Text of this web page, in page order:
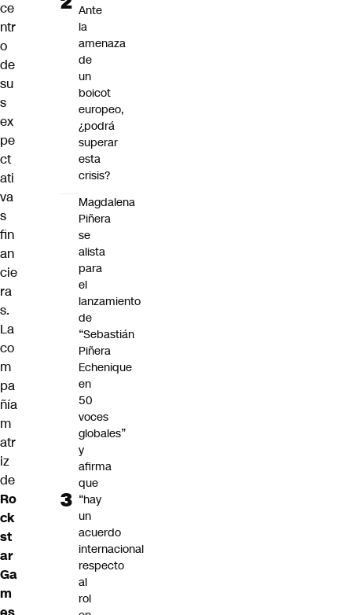
ce
ntr
o
de
su
s
ex
pe
ct
ati
va
s
fin
an
cie
ra
s.
La
co
m
pa
ñía
m
atr
iz
de
Ro
ck
st
ar
Ga
m
Ante
la
amenaza
de
un
boicot
europeo,
¿podrá
superar
esta
crisis?
Magdalena
Piñera
se
alista
para
el
lanzamiento
de
“Sebastián
Piñera
Echenique
en
50
voces
globales”
y
afirma
que
“hay
un
acuerdo
internacional
respecto
al
rol